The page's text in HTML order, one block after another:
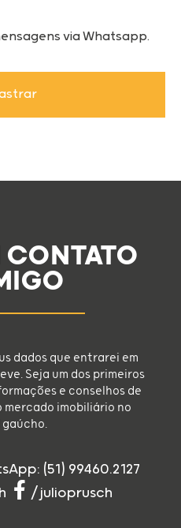
via Whatsapp.
CONTATO
dados que entrarei em
Seja um dos primeiros
e conselhos de
mercado imobiliário no
(51) 99460.2127
/julioprusch